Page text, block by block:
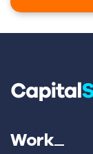
Work